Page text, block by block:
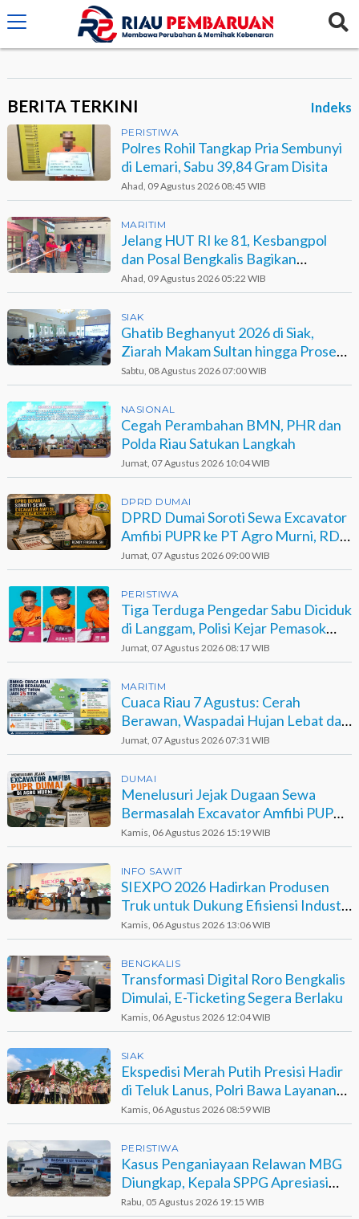
crossorigin="anonymous">
BERITA TERKINI Indeks
PERISTIWA
Polres Rohil Tangkap Pria Sembunyi
di Lemari, Sabu 39,84 Gram Disita
Ahad, 09 Agustus 2026 08:45 WIB
MARITIM
Jelang HUT RI ke 81, Kesbangpol
dan Posal Bengkalis Bagikan
Bendera ke Warga Pesisir
Ahad, 09 Agustus 2026 05:22 WIB
SIAK
Ghatib Beghanyut 2026 di Siak,
Ziarah Makam Sultan hingga Prosesi
di Sungai
Sabtu, 08 Agustus 2026 07:00 WIB
NASIONAL
Cegah Perambahan BMN, PHR dan
Polda Riau Satukan Langkah
Jumat, 07 Agustus 2026 10:04 WIB
DPRD DUMAI
DPRD Dumai Soroti Sewa Excavator
Amfibi PUPR ke PT Agro Murni, RDP
Jadi Opsi
Jumat, 07 Agustus 2026 09:00 WIB
PERISTIWA
Tiga Terduga Pengedar Sabu Diciduk
di Langgam, Polisi Kejar Pemasok
Berinisial GA
Jumat, 07 Agustus 2026 08:17 WIB
MARITIM
Cuaca Riau 7 Agustus: Cerah
Berawan, Waspadai Hujan Lebat dan
Petir
Jumat, 07 Agustus 2026 07:31 WIB
DUMAI
Menelusuri Jejak Dugaan Sewa
Bermasalah Excavator Amfibi PUPR
Dumai di Agro Murni
Kamis, 06 Agustus 2026 15:19 WIB
INFO SAWIT
SIEXPO 2026 Hadirkan Produsen
Truk untuk Dukung Efisiensi Industri
Sawit
Kamis, 06 Agustus 2026 13:06 WIB
BENGKALIS
Transformasi Digital Roro Bengkalis
Dimulai, E-Ticketing Segera Berlaku
Kamis, 06 Agustus 2026 12:04 WIB
SIAK
Ekspedisi Merah Putih Presisi Hadir
di Teluk Lanus, Polri Bawa Layanan
dan Harapan
Kamis, 06 Agustus 2026 08:59 WIB
PERISTIWA
Kasus Penganiayaan Relawan MBG
Diungkap, Kepala SPPG Apresiasi
Kinerja Polisi
Rabu, 05 Agustus 2026 19:15 WIB